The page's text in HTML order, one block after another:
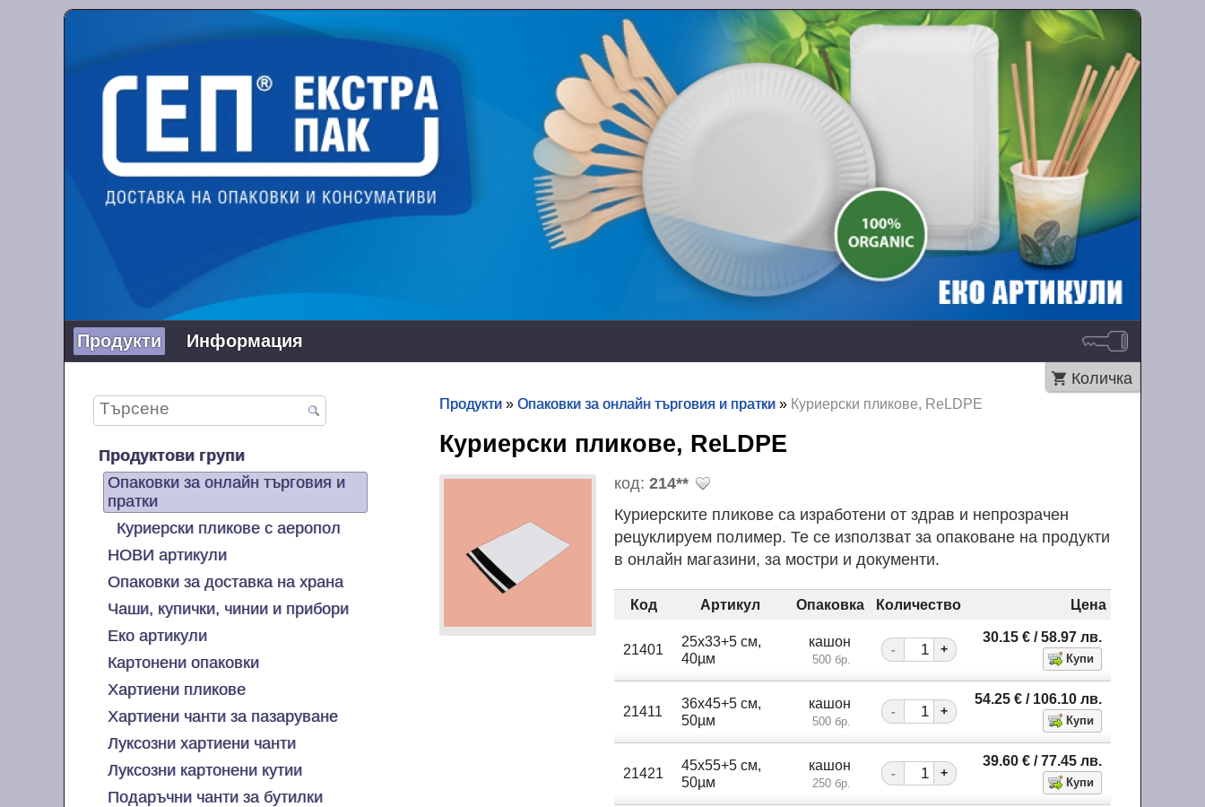
Продукти Информация
Количка
Продуктови групи
Опаковки за онлайн търговия и
пратки
Куриерски пликове с аеропол
НОВИ артикули
Опаковки за доставка на храна
Чаши, купички, чинии и прибори
Еко артикули
Картонени опаковки
Хартиени пликове
Хартиени чанти за пазаруване
Луксозни хартиени чанти
Луксозни картонени кутии
Подаръчни чанти за бутилки
Продукти »Опаковки за онлайн търговия и пратки » Куриерски пликове, ReLDPE
Куриерски пликове, ReLDPE
код:214**
Куриерските пликове са изработени от здрав и непрозрачен
рецуклируем полимер. Те се използват за опаковане на продукти
в онлайн магазини, за мостри и документи.
Код Артикул Опаковка Количество Цена
21401
25х33+5 см,
40µм
кашон
500 бр.
- +
30.15€ / 58.97лв.
21411
36х45+5 см,
50µм
кашон
500 бр.
- +
54.25€ / 106.10лв.
21421
45х55+5 см,
50µм
кашон
250 бр.
- +
39.60€ / 77.45лв.